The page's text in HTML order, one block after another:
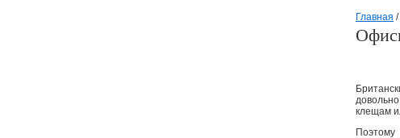
Главная /
клещам